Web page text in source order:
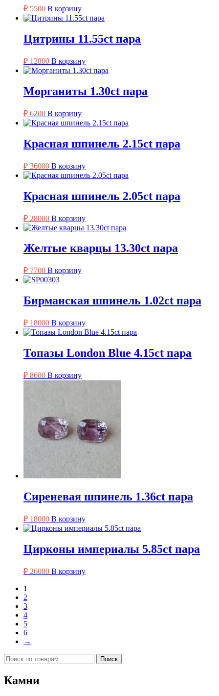
₽ 5500 В корзину
Цитрины 11.55ct пара
₽ 12800 В корзину
Морганиты 1.30ct пара
₽ 6200 В корзину
Красная шпинель 2.15ct пара
₽ 36000 В корзину
Красная шпинель 2.05ct пара
₽ 28000 В корзину
Желтые кварцы 13.30ct пара
₽ 7700 В корзину
Бирманская шпинель 1.02ct пара
₽ 18000 В корзину
Топазы London Blue 4.15ct пара
₽ 8600 В корзину
Сиреневая шпинель 1.36ct пара
₽ 18000 В корзину
Цирконы империалы 5.85ct пара
₽ 26000 В корзину
1
2
3
4
5
6
→
Искать:
Поиск
Камни